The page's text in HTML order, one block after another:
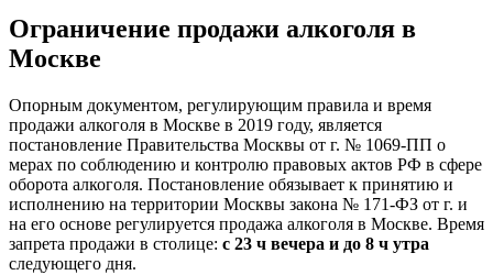
Ограничение продажи алкоголя в
Москве
Опорным документом, регулирующим правила и время
продажи алкоголя в Москве в 2019 году, является
постановление Правительства Москвы от г. № 1069-ПП о
мерах по соблюдению и контролю правовых актов РФ в сфере
оборота алкоголя. Постановление обязывает к принятию и
исполнению на территории Москвы закона № 171-ФЗ от г. и
на его основе регулируется продажа алкоголя в Москве. Время
запрета продажи в столице: с 23 ч вечера и до 8 ч утра
следующего дня.